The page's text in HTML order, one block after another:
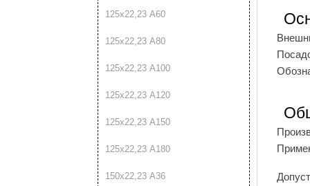
125х22,23 A60
125х22,23 A80
125х22,23 A100
125х22,23 A120
125х22,23 A150
125х22,23 A180
150х22,23 A36